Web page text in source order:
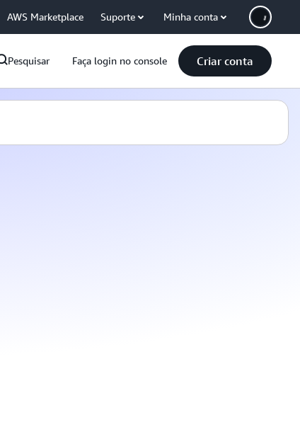
AWS Marketplace Suporte Minha conta
Pesquisar Faça login no console Criar conta